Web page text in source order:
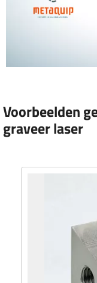
Voorbeelden
graveer laser